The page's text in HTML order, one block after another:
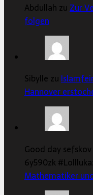
Abdullah zu Zur
folgen
Sibylle zu
Hannover
Good day
6y590zk
Mathematiker